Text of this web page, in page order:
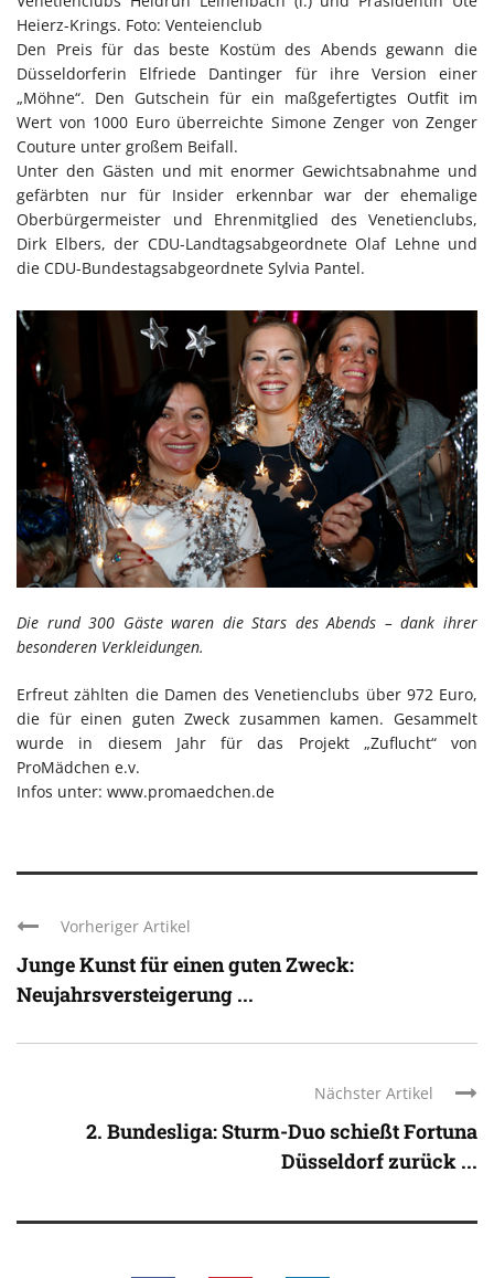
Heierz-Krings. Foto: Venteienclub
Den Preis für das beste Kostüm des Abends gewann die
Düsseldorferin Elfriede Dantinger für ihre Version einer
„Möhne“. Den Gutschein für ein maßgefertigtes Outfit im
Wert von 1000 Euro überreichte Simone Zenger von Zenger
Couture unter großem Beifall.
Unter den Gästen und mit enormer Gewichtsabnahme und
gefärbten nur für Insider erkennbar war der ehemalige
Oberbürgermeister und Ehrenmitglied des Venetienclubs,
Dirk Elbers, der CDU-Landtagsabgeordnete Olaf Lehne und
die CDU-Bundestagsabgeordnete Sylvia Pantel.
Die rund 300 Gäste waren die Stars des Abends – dank ihrer
besonderen Verkleidungen.
Erfreut zählten die Damen des Venetienclubs über 972 Euro,
die für einen guten Zweck zusammen kamen. Gesammelt
wurde in diesem Jahr für das Projekt „Zuflucht“ von
ProMädchen e.v.
Infos unter: www.promaedchen.de
Vorheriger Artikel
Junge Kunst für einen guten Zweck:
Neujahrsversteigerung ...
Nächster Artikel
2. Bundesliga: Sturm-Duo schießt Fortuna
Düsseldorf zurück ...